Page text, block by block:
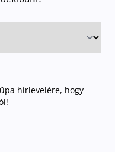
hírlevelére, hogy